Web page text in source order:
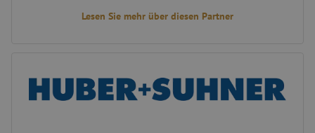
Lesen Sie mehr über diesen Partner